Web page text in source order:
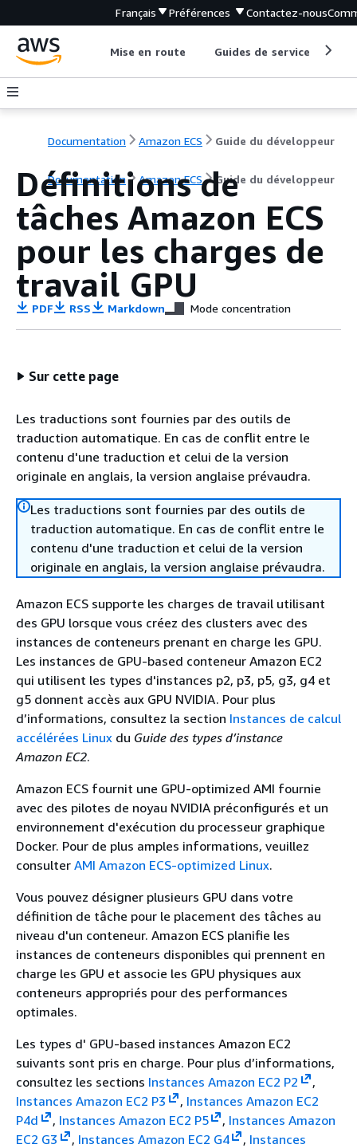
Français Préférences Contactez-nous
Mise en route Guides de service
Documentation Amazon ECS Guide du développeur
Documentation Amazon ECS Guide du développeur
Définitions de
tâches Amazon ECS
pour les charges de
travail GPU
PDF RSS Markdown Mode concentration
Sur cette page
Les traductions sont fournies par des outils de
traduction automatique. En cas de conflit entre le
contenu d'une traduction et celui de la version
originale en anglais, la version anglaise prévaudra.
Les traductions sont fournies par des outils de
traduction automatique. En cas de conflit entre le
contenu d'une traduction et celui de la version
originale en anglais, la version anglaise prévaudra.
Amazon ECS supporte les charges de travail utilisant
des GPU lorsque vous créez des clusters avec des
instances de conteneurs prenant en charge les GPU.
Les instances de GPU-based conteneur Amazon EC2
qui utilisent les types d'instances p2, p3, p5, g3, g4 et
g5 donnent accès aux GPU NVIDIA. Pour plus
d’informations, consultez la section Instances de calcul
accélérées Linux du Guide des types d’instance
Amazon EC2.
Amazon ECS fournit une GPU-optimized AMI fournie
avec des pilotes de noyau NVIDIA préconfigurés et un
environnement d'exécution du processeur graphique
Docker. Pour de plus amples informations, veuillez
consulter AMI Amazon ECS-optimized Linux.
Vous pouvez désigner plusieurs GPU dans votre
définition de tâche pour le placement des tâches au
niveau d'un conteneur. Amazon ECS planifie les
instances de conteneurs disponibles qui prennent en
charge les GPU et associe les GPU physiques aux
conteneurs appropriés pour des performances
optimales.
Les types d' GPU-based instances Amazon EC2
suivants sont pris en charge. Pour plus d’informations,
consultez les sections Instances Amazon EC2 P2
,
Instances Amazon EC2 P3
, Instances Amazon EC2
P4d
, Instances Amazon EC2 P5 , Instances Amazon
EC2 G3
, Instances Amazon EC2 G4 , Instances